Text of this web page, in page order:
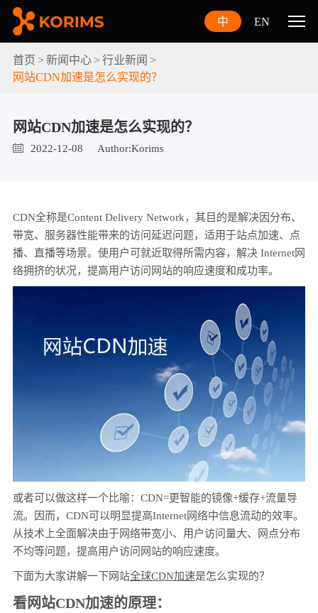
中 EN
首页 新闻中心
行业新闻
网站CDN加速是怎么实现的？
网站CDN加速是怎么实现的？
2022-12-08 Author:Korims
CDN全称是Content Delivery Network，其目的是解决因分布、
带宽、服务器性能带来的访问延迟问题，适用于站点加速、点
播、直播等场景。使用户可就近取得所需内容，解决 Internet网
络拥挤的状况，提高用户访问网站的响应速度和成功率。
或者可以做这样一个比喻：CDN=更智能的镜像+缓存+流量导
流。因而，CDN可以明显提高Internet网络中信息流动的效率。
从技术上全面解决由于网络带宽小、用户访问量大、网点分布
不均等问题，提高用户访问网站的响应速度。
下面为大家讲解一下网站全球CDN加速是怎么实现的？
看网站CDN加速的原理：